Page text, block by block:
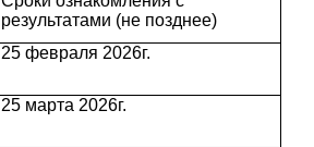
результатами (не позднее)
25 февраля 2026г.
25 марта 2026г.